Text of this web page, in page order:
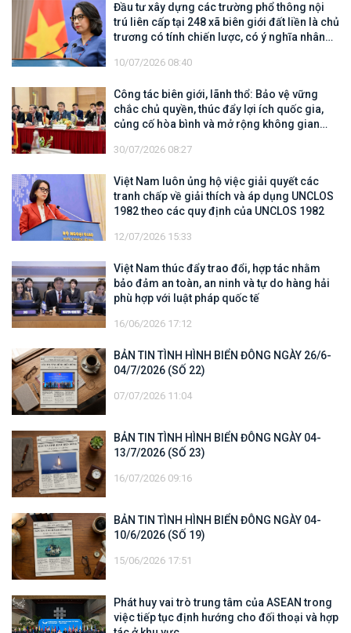
Đầu tư xây dựng các trường phổ thông nội
trú liên cấp tại 248 xã biên giới đất liền là chủ
trương có tính chiến lược, có ý nghĩa nhân
10/07/2026 08:40
Công tác biên giới, lãnh thổ: Bảo vệ vững
chắc chủ quyền, thúc đẩy lợi ích quốc gia,
củng cố hòa bình và mở rộng không gian
30/07/2026 08:27
Việt Nam luôn ủng hộ việc giải quyết các
tranh chấp về giải thích và áp dụng UNCLOS
1982 theo các quy định của UNCLOS 1982
12/07/2026 15:33
Việt Nam thúc đẩy trao đổi, hợp tác nhằm
bảo đảm an toàn, an ninh và tự do hàng hải
phù hợp với luật pháp quốc tế
16/06/2026 17:12
BẢN TIN TÌNH HÌNH BIỂN ĐÔNG NGÀY 26/6-
04/7/2026 (SỐ 22)
07/07/2026 11:04
BẢN TIN TÌNH HÌNH BIỂN ĐÔNG NGÀY 04-
13/7/2026 (SỐ 23)
16/07/2026 09:16
BẢN TIN TÌNH HÌNH BIỂN ĐÔNG NGÀY 04-
10/6/2026 (SỐ 19)
15/06/2026 17:51
Phát huy vai trò trung tâm của ASEAN trong
việc tiếp tục định hướng cho đối thoại và hợp